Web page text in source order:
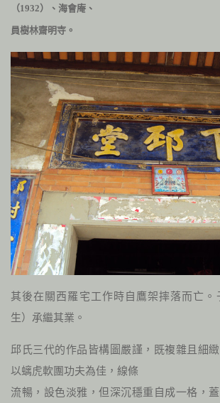
（1932）、海會庵、
員樹林齋明寺。
其後在關西羅宅工作時自鷹架摔落而亡。
生）承繼其業。
邱氏三代的作品皆構圖嚴謹，既複雜且細
以螭虎軟團功夫為佳，線條
流暢，設色淡雅，但深沉穩重自成一格，